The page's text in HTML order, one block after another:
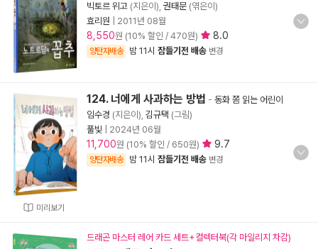
빅토르 위고 (지은이), 권태문 (엮은이)
효리원
2011년 08월
8,550원 (10% 할인 / 470원) 8.0
양탄자배송 밤 11시 잠들기전 배송 변경
미리보기
124. 너에게 사과하는 방법 - 동화 쫌 읽는 어린이
임수경 (지은이), 김규택 (그림)
풀빛
2024년 06월
11,700원 (10% 할인 / 650원) 9.7
양탄자배송 밤 11시 잠들기전 배송 변경
드래곤 마스터 레어 카드 세트+컬렉터북(각 마일리지 차감)